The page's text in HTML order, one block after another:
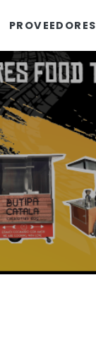
PROVEEDORES